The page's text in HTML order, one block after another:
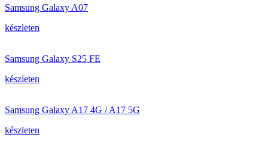
Samsung Galaxy A07
készleten
Samsung Galaxy S25 FE
készleten
Samsung Galaxy A17 4G / A17 5G
készleten